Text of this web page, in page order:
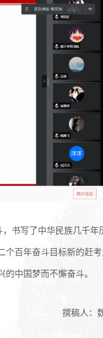
书写了中华民族几千年
百年奋斗目标新的赶
中国梦而不懈奋斗。
撰稿人：